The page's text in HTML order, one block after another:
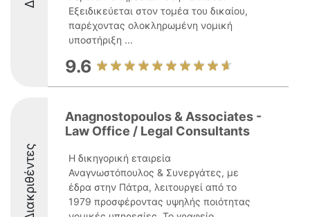
Εξειδικεύεται στον τομέα του δικαίου,
παρέχοντας ολοκληρωμένη νομική
υποστήριξη ...
9.6
Διακριθέντες
Anagnostopoulos & Associates -
Law Office / Legal Consultants
Η δικηγορική εταιρεία
Αναγνωστόπουλος & Συνεργάτες, με
έδρα στην Πάτρα, λειτουργεί από το
1979 προσφέροντας υψηλής ποιότητας